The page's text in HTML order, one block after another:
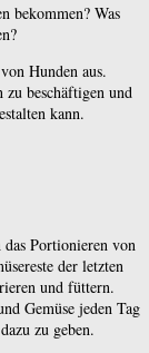
bekommen? Was
Hunden aus.
beschäftigen und
kann.
Portionieren von
der letzten
und füttern.
Gemüse jeden Tag
zu geben.